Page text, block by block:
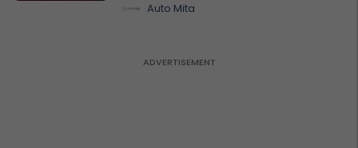
Auto Mita